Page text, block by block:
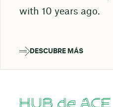
with 10 years ago.
DESCUBRE MÁS